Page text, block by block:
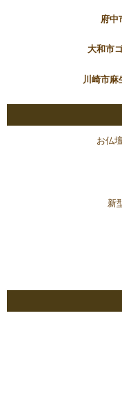
府中
大和市
川崎市
お仏
新